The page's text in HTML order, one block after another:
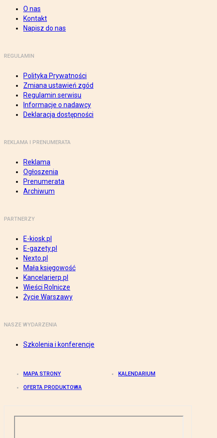
O nas
Kontakt
Napisz do nas
REGULAMIN
Polityka Prywatności
Zmiana ustawień zgód
Regulamin serwisu
Informacje o nadawcy
Deklaracja dostępności
REKLAMA I PRENUMERATA
Reklama
Ogłoszenia
Prenumerata
Archiwum
PARTNERZY
E-kiosk.pl
E-gazety.pl
Nexto.pl
Mała księgowość
Kancelarierp.pl
Wieści Rolnicze
Życie Warszawy
NASZE WYDARZENIA
Szkolenia i konferencje
MAPA STRONY KALENDARIUM
OFERTA PRODUKTOWA